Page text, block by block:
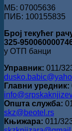
МБ: 07005636
ПИБ: 100155835
Број текућег
325-
у ОТП банци
Управник: 011/
Главни уредник:
Општа служба:
skz@beotel.rs
Књижара: 011/